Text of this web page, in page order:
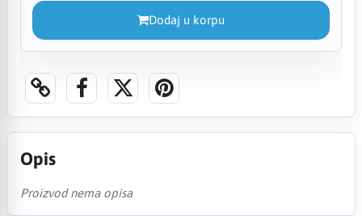
Dodaj u korpu
Opis
Proizvod nema opisa